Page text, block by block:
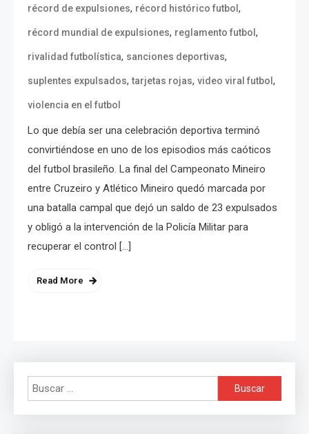
récord de expulsiones, récord histórico futbol ,
récord mundial de expulsiones, reglamento futbol ,
rivalidad futbolística, sanciones deportivas,
suplentes expulsados,tarjetas rojas, video viral futbol ,
violencia en el futbol
Lo que debía ser una celebración deportiva terminó
convirtiéndose en uno de los episodios más caóticos
del futbol brasileño. La final del Campeonato Mineiro
entre Cruzeiro y Atlético Mineiro quedó marcada por
una batalla campal que dejó un saldo de 23 expulsados
y obligó a la intervención de la Policía Militar para
recuperar el control […]
Read More
Buscar: